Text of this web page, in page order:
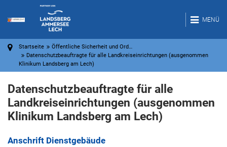
MENÜ
Startseite
Öffentliche Sicherheit und Ord…
Datenschutzbeauftragte für alle Landkreiseinrichtungen (ausgenommen
Klinikum Landsberg am Lech)
Datenschutzbeauftragte für alle
Landkreiseinrichtungen (ausgenommen
Klinikum Landsberg am Lech)
Anschrift Dienstgebäude